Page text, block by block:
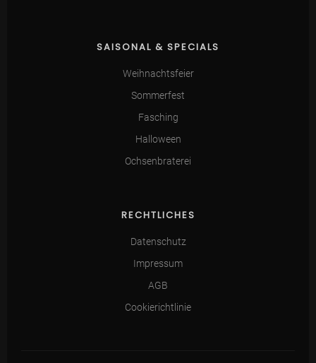
SAISONAL & SPECIALS
Weihnachtsfeier
Sommerfest
Fasching
Halloween
Ochsenbraterei
RECHTLICHES
Datenschutz
Impressum
AGB
Cookierichtlinie